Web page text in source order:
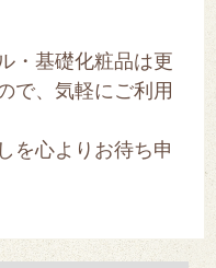
・基礎化粧品は更
で、気軽にご利用
を心よりお待ち申